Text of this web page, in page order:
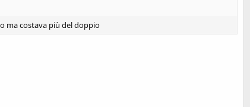
ma costava più del doppio